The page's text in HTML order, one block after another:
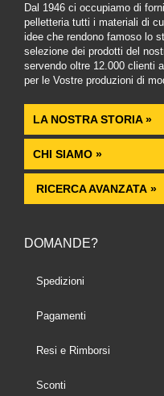
Dal 1946 ci occupiamo di
pelletteria tutti i materiali di
idee che rendono famoso lo
selezione dei prodotti del
servendo oltre 12.000 clienti
per le Vostre produzioni di
LA NOSTRA STORIA »
CHI SIAMO »
RICERCA AVANZATA »
DOMANDE?
Spedizioni
Pagamenti
Resi e Rimborsi
Sconti